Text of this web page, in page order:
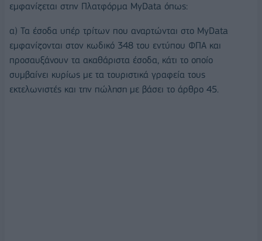
εμφανίζεται στην Πλατφόρμα MyData όπως:
α) Τα έσοδα υπέρ τρίτων που αναρτώνται στο MyData
εμφανίζονται στον κωδικό 348 του εντύπου ΦΠΑ και
προσαυξάνουν τα ακαθάριστα έσοδα, κάτι το οποίο
συμβαίνει κυρίως με τα τουριστικά γραφεία τους
εκτελωνιστές και την πώληση με βάσει το άρθρο 45.